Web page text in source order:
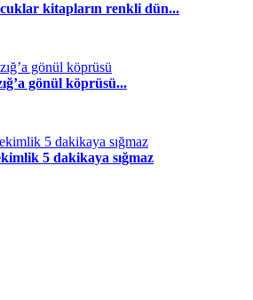
kitapların renkli dün...
gönül köprüsü...
5 dakikaya sığmaz